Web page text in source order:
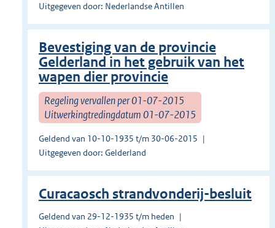
Uitgegeven door: Nederlandse Antillen
Bevestiging van de provincie
Gelderland in het gebruik van het
wapen dier provincie
Regeling vervallen per 01-07-2015
Uitwerkingtredingdatum 01-07-2015
Geldend van 10-10-1935 t/m 30-06-2015
Uitgegeven door: Gelderland
Curacaosch strandvonderij-besluit
Geldend van 29-12-1935 t/m heden